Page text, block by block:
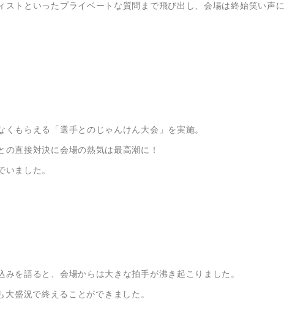
トといったプライベートな質問まで飛び出し、会場は終始笑い声に
もらえる「選手とのじゃんけん大会」を実施。
直接対決に会場の熱気は最高潮に！
ました。
を語ると、会場からは大きな拍手が沸き起こりました。
盛況で終えることができました。